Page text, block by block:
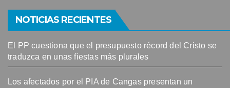
NOTICIAS RECIENTES
El PP cuestiona que el presupuesto récord del Cristo se
traduzca en unas fiestas más plurales
Los afectados por el PIA de Cangas presentan un